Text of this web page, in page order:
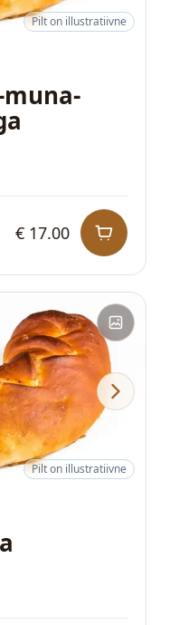
Pilt on illustratiivne
€ 17.00
Pilt on illustratiivne